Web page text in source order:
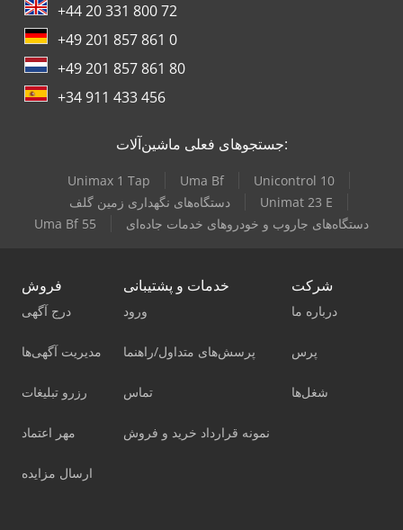
+44 20 331 800 72
+49 201 857 861 0
+49 201 857 861 80
+34 911 433 456
جستجوهای فعلی ماشین‌آلات:
Unimax 1 Tap Uma Bf
Unicontrol 10
دستگاه‌های نگهداری زمین گلف
Unimat 23 E
Uma Bf 55
دستگاه‌های جاروب و خودروهای خدمات جاده‌ای
فروش
درج آگهی
مدیریت آگهی‌ها
رزرو تبلیغات
مهر اعتماد
ارسال مزایده
خدمات و پشتیبانی
ورود
پرسش‌های متداول/راهنما
تماس
نمونه قرارداد خرید و فروش
شرکت
درباره ما
پرس
شغل‌ها